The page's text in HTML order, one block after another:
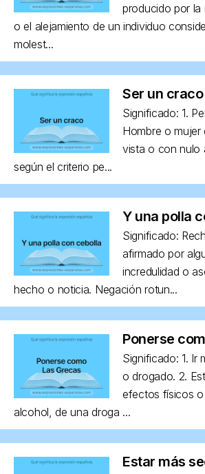
producido por la
o el alejamiento de un individuo
molest...
Ser un craco
Significado: 1.
Hombre o mujer
vista o con nulo
según el criterio pe...
Y una polla
Significado:
afirmado por
incredulidad o
hecho o noticia. Negación rotun...
Ponerse
Significado: 1. Ir
o drogado. 2.
efectos físicos
alcohol, de una droga ...
Estar más